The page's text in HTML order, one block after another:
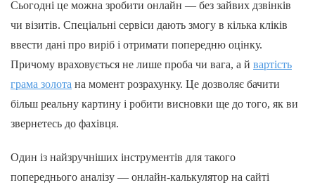
Сьогодні це можна зробити онлайн — без зайвих дзвінків
чи візитів. Спеціальні сервіси дають змогу в кілька кліків
ввести дані про виріб і отримати попередню оцінку.
Причому враховується не лише проба чи вага, а й вартість
грама золота на момент розрахунку. Це дозволяє бачити
більш реальну картину і робити висновки ще до того, як ви
звернетесь до фахівця.
Один із найзручніших інструментів для такого
попереднього аналізу — онлайн-калькулятор на сайті